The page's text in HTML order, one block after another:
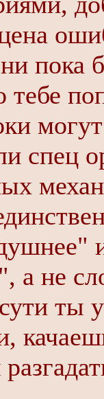
пока
спец
а не
ты